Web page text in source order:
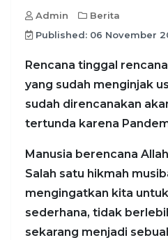
Admin
Berita
Published: 06 November
Rencana tinggal
yang sudah menginjak
sudah direncanakan
tertunda karena
Manusia berencana
Salah satu hikmah
mengingatkan kita
sederhana, tidak
sekarang menjadi